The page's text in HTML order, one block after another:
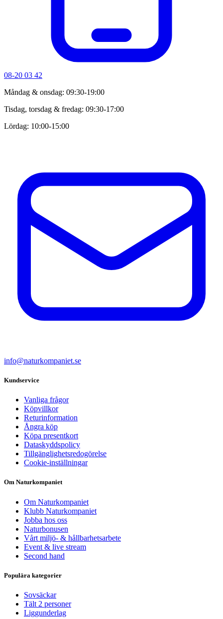
08-20 03 42
Måndag & onsdag: 09:30-19:00
Tisdag, torsdag & fredag: 09:30-17:00
Lördag: 10:00-15:00
info@naturkompaniet.se
Kundservice
Vanliga frågor
Köpvillkor
Returinformation
Ångra köp
Köpa presentkort
Dataskyddspolicy
Tillgänglighetsredogörelse
Cookie-inställningar
Om Naturkompaniet
Om Naturkompaniet
Klubb Naturkompaniet
Jobba hos oss
Naturbonusen
Vårt miljö- & hållbarhetsarbete
Event & live stream
Second hand
Populära kategorier
Sovsäckar
Tält 2 personer
Liggunderlag